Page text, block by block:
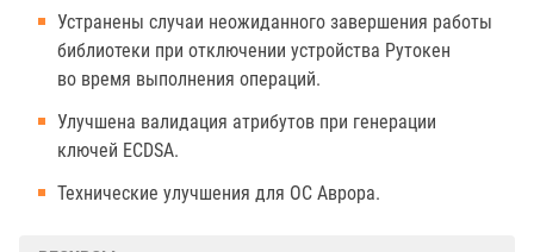
Устранены случаи неожиданного завершения работы
библиотеки при отключении устройства Рутокен
во время выполнения операций.
Улучшена валидация атрибутов при генерации
ключей ECDSA.
Технические улучшения для ОС Аврора.